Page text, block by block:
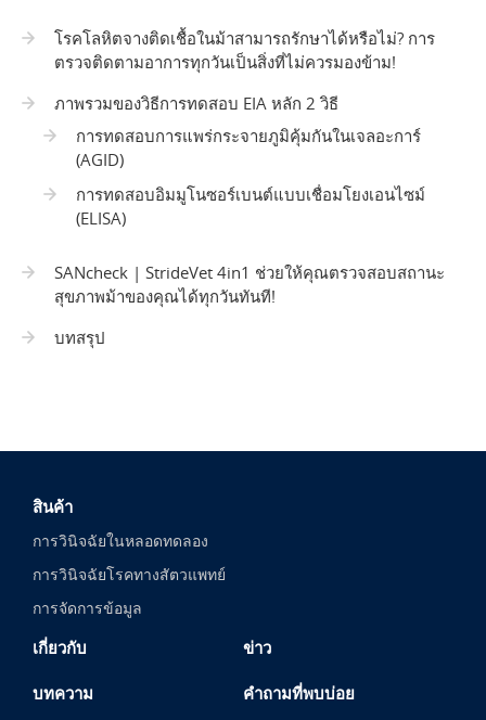
โรคโลหิตจางติดเชื้อในม้าสามารถรักษาได้หรือไม่? การ
ตรวจติดตามอาการทุกวันเป็นสิ่งที่ไม่ควรมองข้าม!
ภาพรวมของวิธีการทดสอบ EIA หลัก 2 วิธี
การทดสอบการแพร่กระจายภูมิคุ้มกันในเจลอะการ์
(AGID)
การทดสอบอิมมูโนซอร์เบนต์แบบเชื่อมโยงเอนไซม์
(ELISA)
SANcheck | StrideVet 4in1 ช่วยให้คุณตรวจสอบสถานะ
สุขภาพม้าของคุณได้ทุกวันทันที!
บทสรุป
สินค้า
การวินิจฉัยในหลอดทดลอง
การวินิจฉัยโรคทางสัตวแพทย์
การจัดการข้อมูล
เกี่ยวกับ ข่าว
บทความ คำถามที่พบบ่อย